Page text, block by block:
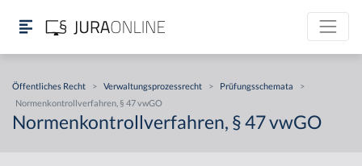
Öffentliches Recht > Verwaltungsprozessrecht > Prüfungsschemata
>
Normenkontrollverfahren, § 47 vwGO
Normenkontrollverfahren, § 47 vwGO